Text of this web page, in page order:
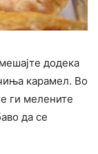
додека
карамел. Во
ги мелените
да се